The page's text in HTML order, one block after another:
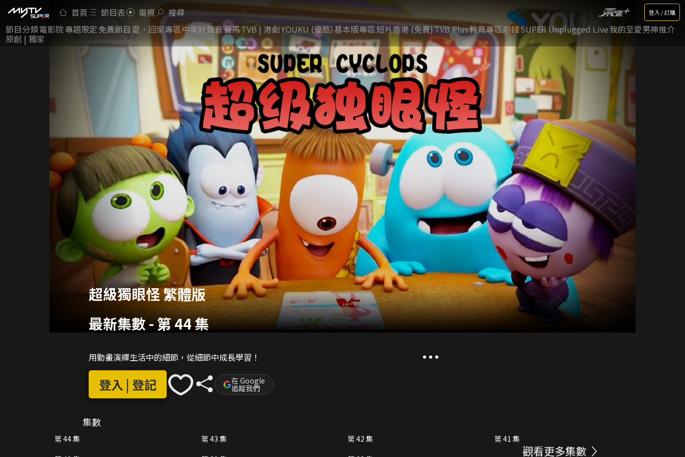
首頁 節目表 電視 搜尋 登入 / 訂購
節目分類電影院專題限定 免費節目 愛．回家專區中年好聲音賽馬TVB | 港劇YOUKU (優酷)基本版專區短片香港 (免費)TVB Plus教育專區唱錢SUPER Unplugged Live我的至愛男神推介
原創 | 獨家
超級獨眼怪 繁體版
最新集數-第 44 集
用動畫演繹生活中的細節，從細節中成長學習！
登入 | 登記 在 Google
追蹤我們
集數
第 44 集 第 43 集 第 42 集
第 41 集
觀看更多集數